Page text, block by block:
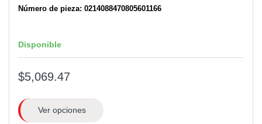
Número de pieza: 0214088470805601166
Disponible
$5,069.47
Ver opciones